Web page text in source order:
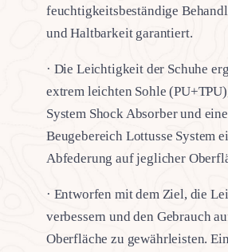
feuchtigkeitsbeständige
und Haltbarkeit garantiert.
· Die Leichtigkeit der Schuhe
extrem leichten Sohle
System Shock Absorber und
Beugebereich Lottusse System
Abfederung auf jeglicher
· Entworfen mit dem Ziel, die
verbessern und den Gebrauch
Oberfläche zu gewährleisten.